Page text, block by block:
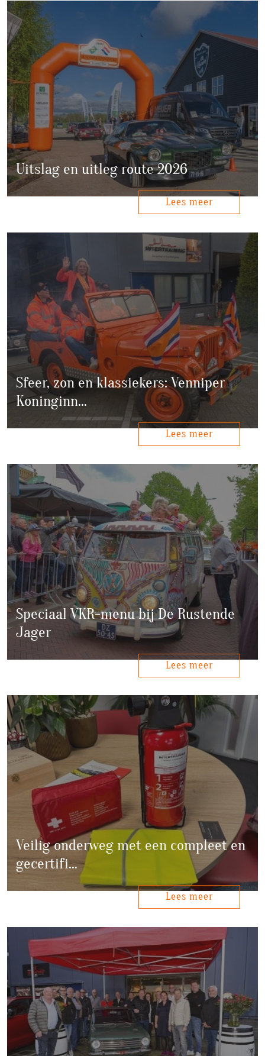
Uitslag en uitleg route 2026
Lees meer
Sfeer, zon en klassiekers: Venniper
Koninginn…
Lees meer
Speciaal VKR-menu bij De Rustende
Jager
Lees meer
Veilig onderweg met een compleet en
gecertifi…
Lees meer